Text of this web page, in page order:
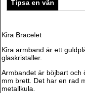
Kira Bracelet
Kira armband är ett
glaskristaller.
Armbandet är böjbart och
mm brett. Det har en rad
metallkula.